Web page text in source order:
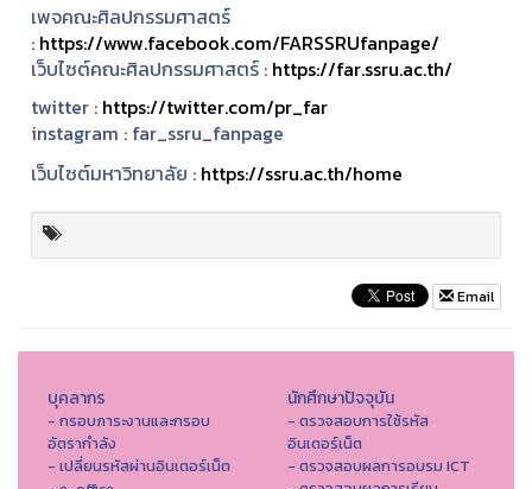
เพจคณะศิลปกรรมศาสตร์
: https://www.facebook.com/FARSSRUfanpage/
เว็บไซต์คณะศิลปกรรมศาสตร์ : https://far.ssru.ac.th/
twitter : https://twitter.com/pr_far
instagram : far_ssru_fanpage
เว็บไซต์มหาวิทยาลัย : https://ssru.ac.th/home
Email
บุคลากร
- กรอบภาระงานและกรอบ
อัตรากำลัง
- เปลี่ยนรหัสผ่านอินเตอร์เน็ต
นักศึกษาปัจจุบัน
- ตรวจสอบการใช้รหัส
อินเตอร์เน็ต
- ตรวจสอบผลการอบรม ICT